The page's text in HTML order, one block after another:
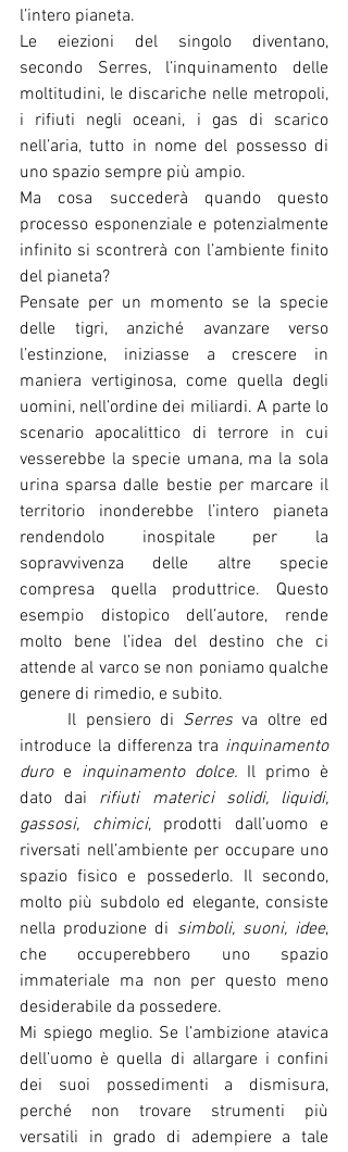
l’intero pianeta.
Le eiezioni del singolo diventano,
secondo Serres, l’inquinamento delle
moltitudini, le discariche nelle metropoli,
i rifiuti negli oceani, i gas di scarico
nell’aria, tutto in nome del possesso di
uno spazio sempre più ampio.
Ma cosa succederà quando questo
processo esponenziale e potenzialmente
infinito si scontrerà con l’ambiente finito
del pianeta?
Pensate per un momento se la specie
delle tigri, anziché avanzare verso
l’estinzione, iniziasse a crescere in
maniera vertiginosa, come quella degli
uomini, nell’ordine dei miliardi. A parte lo
scenario apocalittico di terrore in cui
vesserebbe la specie umana, ma la sola
urina sparsa dalle bestie per marcare il
territorio inonderebbe l’intero pianeta
rendendolo inospitale per la
sopravvivenza delle altre specie
compresa quella produttrice. Questo
esempio distopico dell’autore, rende
molto bene l’idea del destino che ci
attende al varco se non poniamo qualche
genere di rimedio, e subito.
	Il pensiero di
Serres va oltre ed
introduce la differenza tra inquinamento
duro e inquinamento dolce. Il primo è
dato dai rifiuti materici solidi, liquidi,
gassosi, chimici, prodotti dall’uomo e
riversati nell’ambiente per occupare uno
spazio fisico e possederlo. Il secondo,
molto più subdolo ed elegante, consiste
nella produzione di simboli, suoni, idee,
che occuperebbero uno spazio
immateriale ma non per questo meno
desiderabile da possedere.
Mi spiego meglio. Se l’ambizione atavica
dell’uomo è quella di allargare i confini
dei suoi possedimenti a dismisura,
perché non trovare strumenti più
versatili in grado di adempiere a tale